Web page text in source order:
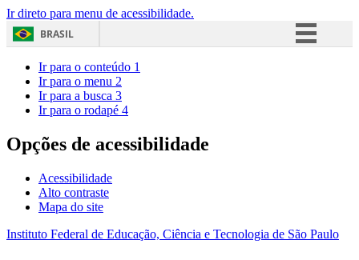
Ir direto para menu de acessibilidade.
BRASIL
Acesso à informação
Ir para o conteúdo 1
Ir para o menu 2
Ir para a busca 3
Ir para o rodapé 4
Opções de acessibilidade
Acessibilidade
Alto contraste
Mapa do site
Instituto Federal de Educação, Ciência e Tecnologia de São Paulo